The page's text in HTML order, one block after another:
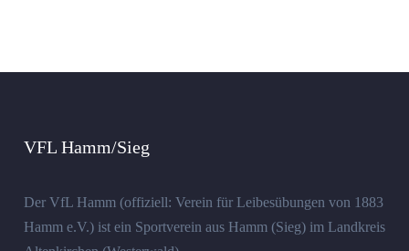
VFL Hamm/Sieg
Der VfL Hamm (offiziell: Verein für Leibesübungen von 1883
Hamm e.V.) ist ein Sportverein aus Hamm (Sieg) im Landkreis